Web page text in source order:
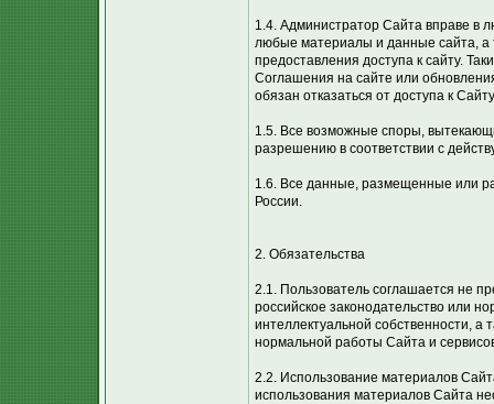
1.4. Администратор Сайта вправе в
любые материалы и данные сайта, а
предоставления доступа к сайту.
Соглашения на сайте или
обязан отказаться от доступа к
1.5. Все возможные споры,
разрешению в соответствии с
1.6. Все данные, размещенные или
России.
2. Обязательства
2.1. Пользователь соглашается не
российское законодательство или
интеллектуальной собственности,
нормальной работы Сайта и
2.2. Использование материалов
использования материалов Сайта